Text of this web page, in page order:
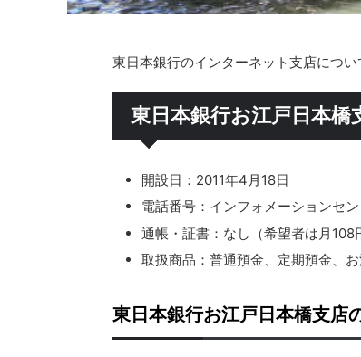
東日本銀行のインターネット支店につい
東日本銀行お江戸日本橋
開設日：2011年4月18日
電話番号：インフォメーションセ
通帳・証書：なし（希望者は月108
取扱商品：普通預金、定期預金、
東日本銀行お江戸日本橋支店